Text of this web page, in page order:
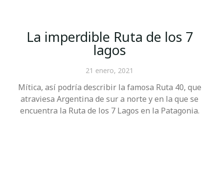
La imperdible Ruta de los 7
lagos
21 enero, 2021
Mítica, así podría describir la famosa Ruta 40, que
atraviesa Argentina de sur a norte y en la que se
encuentra la Ruta de los 7 Lagos en la Patagonia.